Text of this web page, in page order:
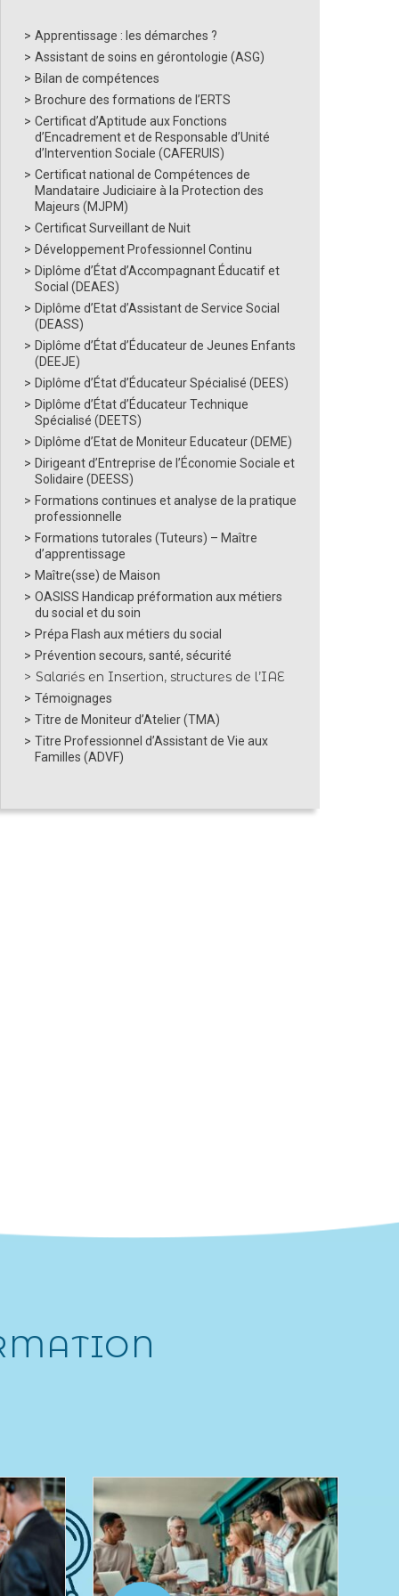
Apprentissage : les démarches ?
Assistant de soins en gérontologie (ASG)
Bilan de compétences
Brochure des formations de l’ERTS
Certificat d’Aptitude aux Fonctions
d’Encadrement et de Responsable d’Unité
d’Intervention Sociale (CAFERUIS)
Certificat national de Compétences de
Mandataire Judiciaire à la Protection des
Majeurs (MJPM)
Certificat Surveillant de Nuit
Développement Professionnel Continu
Diplôme d’État d’Accompagnant Éducatif et
Social (DEAES)
Diplôme d’Etat d’Assistant de Service Social
(DEASS)
Diplôme d’État d’Éducateur de Jeunes Enfants
(DEEJE)
Diplôme d’État d’Éducateur Spécialisé (DEES)
Diplôme d’État d’Éducateur Technique
Spécialisé (DEETS)
Diplôme d’Etat de Moniteur Educateur (DEME)
Dirigeant d’Entreprise de l’Économie Sociale et
Solidaire (DEESS)
Formations continues et analyse de la pratique
professionnelle
Formations tutorales (Tuteurs) – Maître
d’apprentissage
Maître(sse) de Maison
OASISS Handicap préformation aux métiers
du social et du soin
Prépa Flash aux métiers du social
Prévention secours, santé, sécurité
Salariés en Insertion, structures de l’IAE
Témoignages
Titre de Moniteur d’Atelier (TMA)
Titre Professionnel d’Assistant de Vie aux
Familles (ADVF)